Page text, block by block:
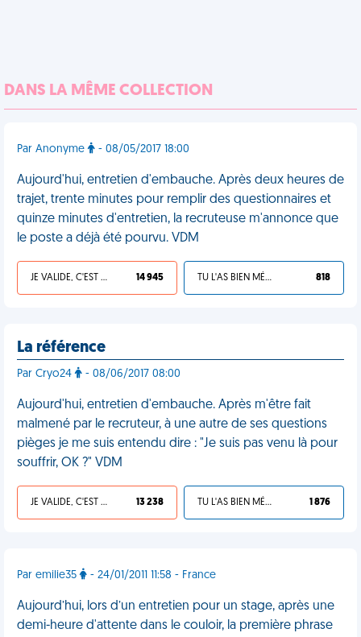
DANS LA MÊME COLLECTION
Par Anonyme - 08/05/2017 18:00
Aujourd'hui, entretien d'embauche. Après deux heures de
trajet, trente minutes pour remplir des questionnaires et
quinze minutes d'entretien, la recruteuse m'annonce que
le poste a déjà été pourvu. VDM
JE VALIDE, C'EST UNE VDM 14 945 TU L'AS BIEN MÉRITÉ 818
La référence
Par Cryo24 - 08/06/2017 08:00
Aujourd'hui, entretien d'embauche. Après m'être fait
malmené par le recruteur, à une autre de ses questions
pièges je me suis entendu dire : "Je suis pas venu là pour
souffrir, OK ?" VDM
JE VALIDE, C'EST UNE VDM 13 238 TU L'AS BIEN MÉRITÉ 1 876
Par emilie35 - 24/01/2011 11:58 - France
Aujourd’hui, lors d’un entretien pour un stage, après une
demi-heure d'attente dans le couloir, la première phrase